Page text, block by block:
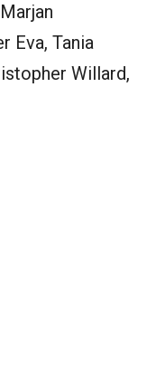
Eva, Tania
Willard,